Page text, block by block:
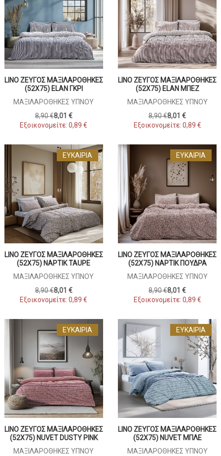
LINO ΖΕΎΓΟΣ ΜΑΞΙΛΑΡΟΘΉΚΕΣ
(52X75) ELAN ΓΚΡΙ
ΜΑΞΙΛΑΡΟΘΉΚΕΣ ΎΠΝΟΥ
8,90 €8,01 €
Εξοικονομείτε:0,89 €
LINO ΖΕΎΓΟΣ ΜΑΞΙΛΑΡΟΘΉΚΕΣ
(52X75) ELAN ΜΠΕΖ
ΜΑΞΙΛΑΡΟΘΉΚΕΣ ΎΠΝΟΥ
8,90 €8,01 €
Εξοικονομείτε: 0,89 €
ΕΥΚΑΙΡΊΑ
LINO ΖΕΎΓΟΣ ΜΑΞΙΛΑΡΟΘΉΚΕΣ
(52X75) NAPTIK TAUPE
ΜΑΞΙΛΑΡΟΘΉΚΕΣ ΎΠΝΟΥ
8,90 €8,01 €
Εξοικονομείτε:0,89 €
ΕΥΚΑΙΡΊΑ
LINO ΖΕΎΓΟΣ ΜΑΞΙΛΑΡΟΘΉΚΕΣ
(52X75) NAPTIK ΠΟΎΔΡΑ
ΜΑΞΙΛΑΡΟΘΉΚΕΣ ΎΠΝΟΥ
8,90 €8,01 €
Εξοικονομείτε: 0,89 €
ΕΥΚΑΙΡΊΑ
LINO ΖΕΎΓΟΣ ΜΑΞΙΛΑΡΟΘΉΚΕΣ
(52X75) NUVET DUSTY PINK
ΜΑΞΙΛΑΡΟΘΉΚΕΣ ΎΠΝΟΥ
ΕΥΚΑΙΡΊΑ
LINO ΖΕΎΓΟΣ ΜΑΞΙΛΑΡΟΘΉΚΕΣ
(52X75) NUVET ΜΠΛΕ
ΜΑΞΙΛΑΡΟΘΉΚΕΣ ΎΠΝΟΥ